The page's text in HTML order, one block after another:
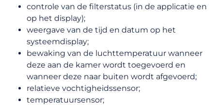
controle van de filterstatus (in de applicatie en
op het display);
weergave van de tijd en datum op het
systeemdisplay;
bewaking van de luchttemperatuur wanneer
deze aan de kamer wordt toegevoerd en
wanneer deze naar buiten wordt afgevoerd;
relatieve vochtigheidssensor;
temperatuursensor;